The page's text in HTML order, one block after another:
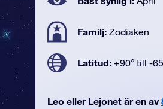
Familj: Zodiaken
Latitud: +90° till -
Leo eller Lejonet är en av